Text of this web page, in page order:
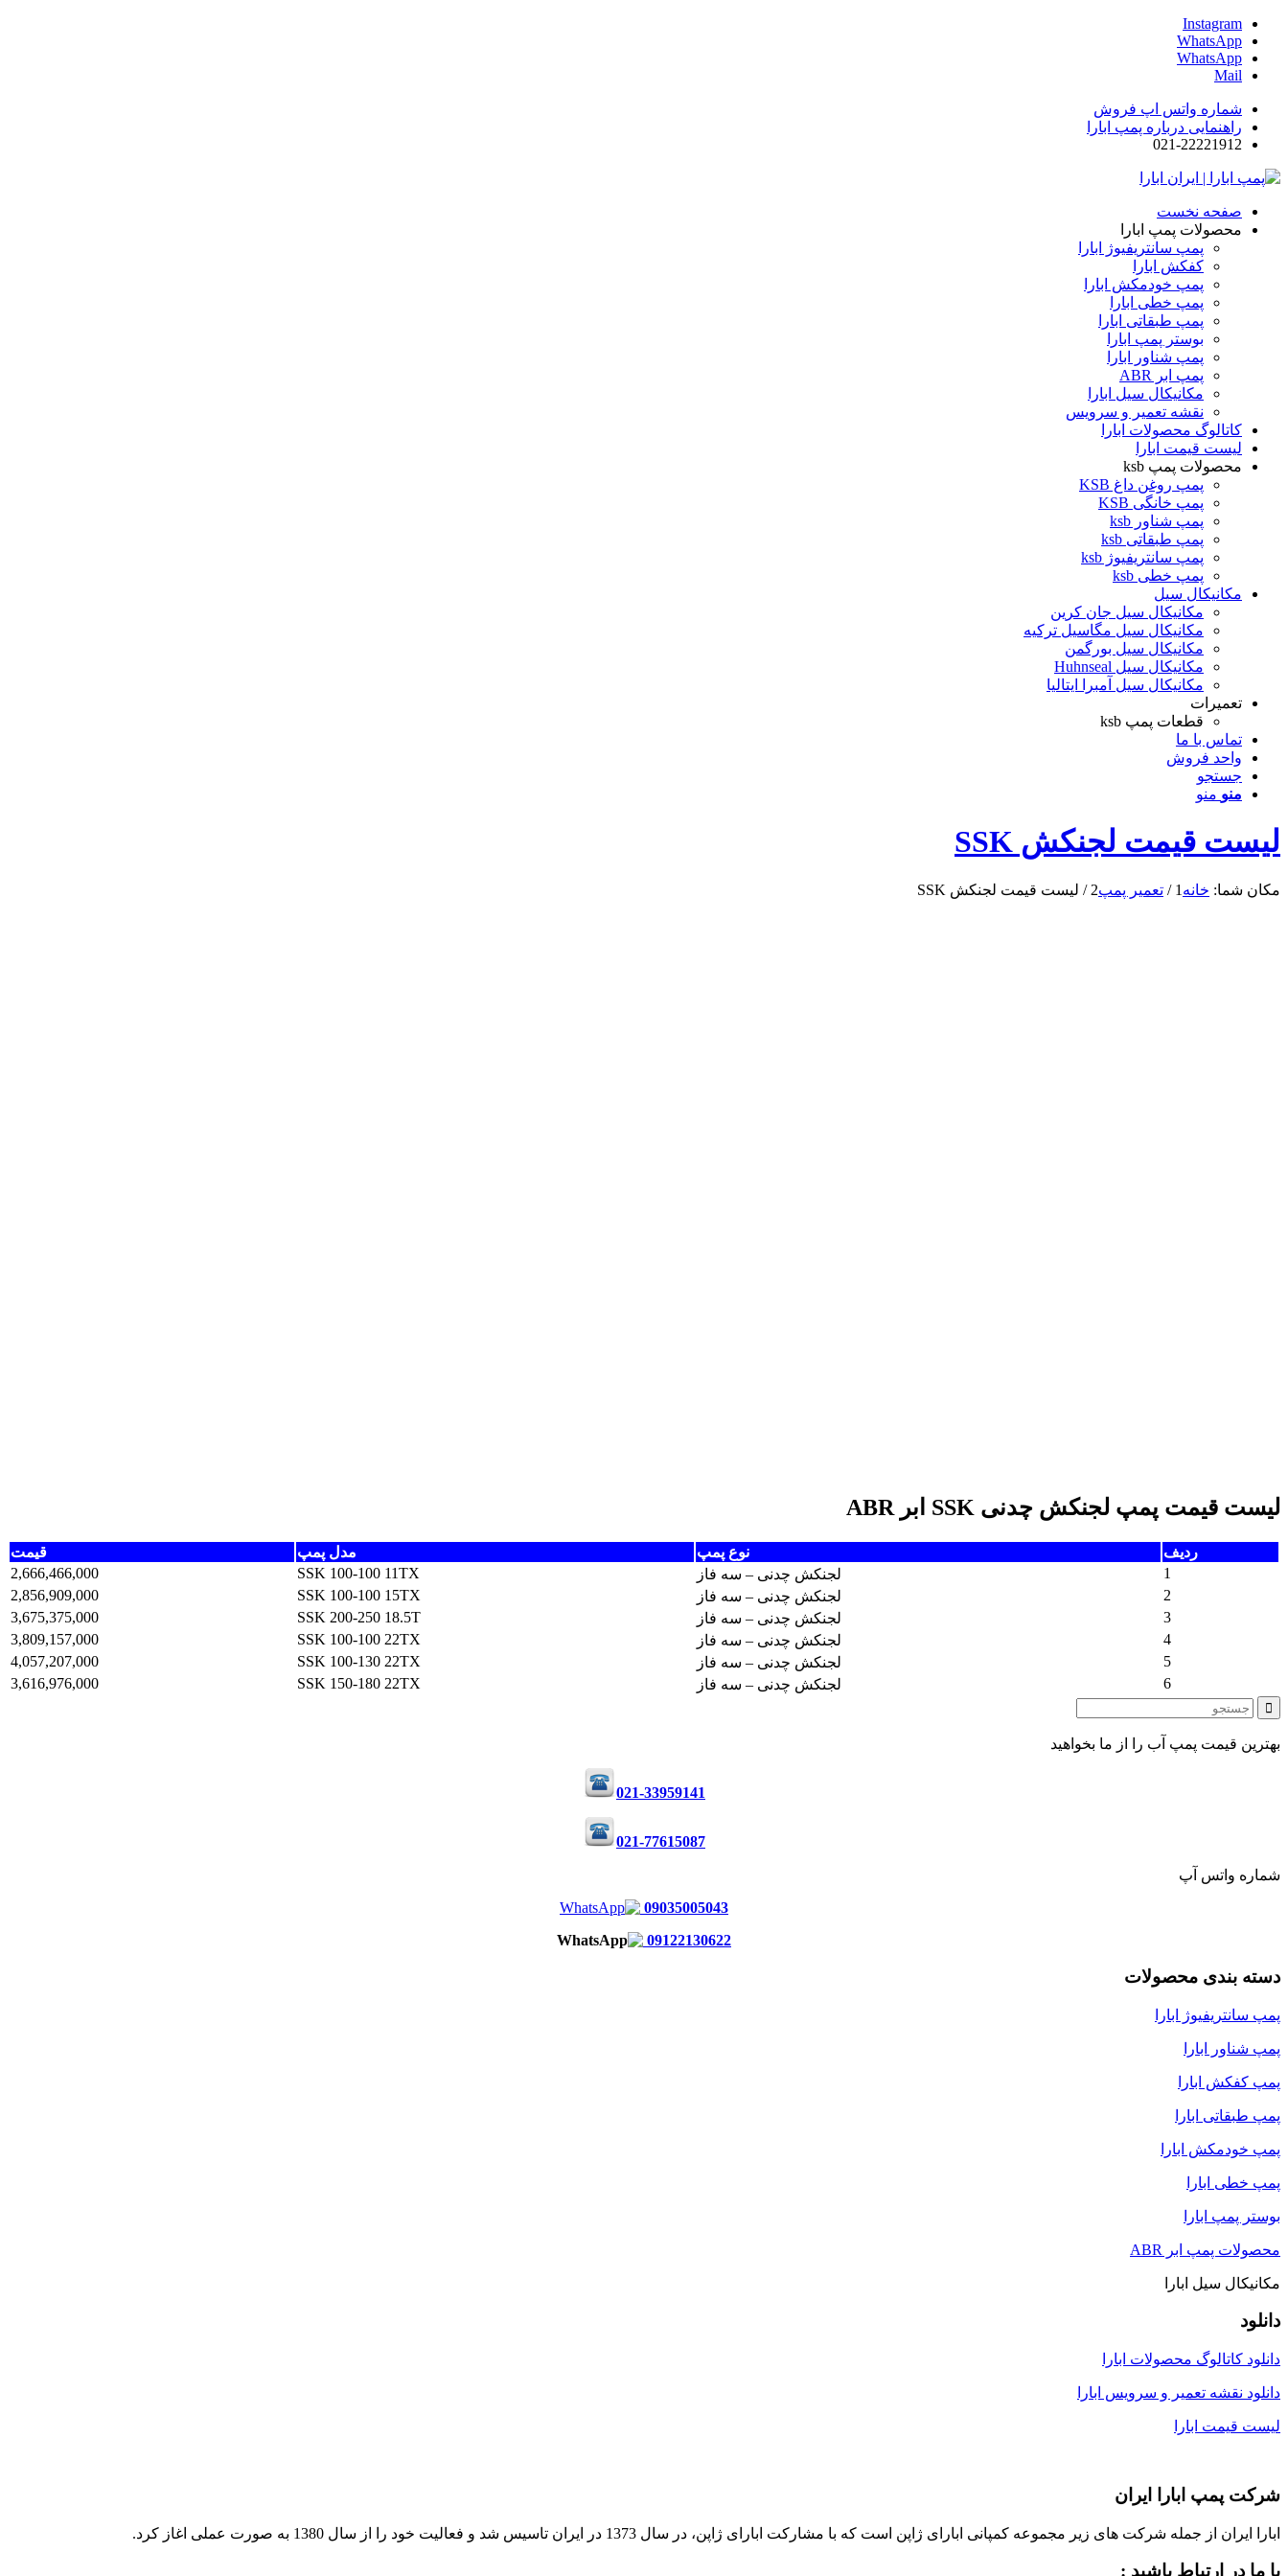
Instagram
WhatsApp
WhatsApp
Mail
شماره واتس اپ فروش
راهنمایی درباره پمپ ابارا
021-22221912
صفحه نخست
محصولات پمپ ابارا
پمپ سانتریفیوژ ابارا
کفکش ابارا
پمپ خودمکش ابارا
پمپ خطی ابارا
پمپ طبقاتی ابارا
بوستر پمپ ابارا
پمپ شناور ابارا
پمپ ابر ABR
مکانیکال سیل ابارا
نقشه تعمیر و سرویس
کاتالوگ محصولات ابارا
لیست قیمت ابارا
محصولات پمپ ksb
پمپ روغن داغ KSB
پمپ خانگی KSB
پمپ شناور ksb
پمپ طبقاتی ksb
پمپ سانتریفیوژ ksb
پمپ خطی ksb
مکانیکال سیل
مکانیکال سیل جان کرین
مکانیکال سیل مگاسیل ترکیه
مکانیکال سیل بورگمن
مکانیکال سیل Huhnseal
مکانیکال سیل آمبرا ایتالیا
تعمیرات
قطعات پمپ ksb
تماس با ما
واحد فروش
جستجو
منو منو
لیست قیمت لجنکش SSK
مکان شما: خانه 1
/ تعمیر پمپ2
/ لیست قیمت لجنکش SSK
لیست قیمت پمپ لجنکش چدنی SSK ابر ABR
قیمت مدل پمپ نوع پمپ
ردیف
2,666,466,000
SSK 100-100 11TX لجنکش چدنی – سه فاز
1
2,856,909,000
SSK 100-100 15TX لجنکش چدنی – سه فاز
2
3,675,375,000
SSK 200-250 18.5T لجنکش چدنی – سه فاز
3
3,809,157,000
SSK 100-100 22TX لجنکش چدنی – سه فاز
4
4,057,207,000
SSK 100-130 22TX لجنکش چدنی – سه فاز
5
3,616,976,000
SSK 150-180 22TX لجنکش چدنی – سه فاز 6
بهترین قیمت پمپ آب را از ما بخواهید
021-33959141
021-77615087
شماره واتس آپ
09035005043
09122130622
دسته بندی محصولات
پمپ سانتریفیوژ ابارا
پمپ شناور ابارا
پمپ کفکش ابارا
پمپ طبقاتی ابارا
پمپ خودمکش ابارا
پمپ خطی ابارا
بوستر پمپ ابارا
محصولات پمپ ابر ABR
مکانیکال سیل ابارا
دانلود
دانلود کاتالوگ محصولات ابارا
دانلود نقشه تعمیر و سرویس ابارا
لیست قیمت ابارا
شرکت پمپ ابارا ایران
ابارا ایران از جمله شرکت های زیر مجموعه کمپانی ابارای ژاپن است که با مشارکت ابارای ژاپن، در سال 1373 در ایران تاسیس شد و فعالیت خود را از سال 1380 به صورت عملی اغاز کرد.
با ما در ارتباط باشید :